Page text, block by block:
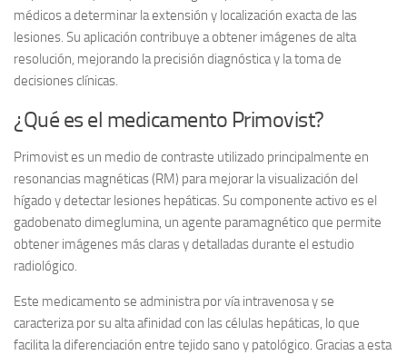
médicos a determinar la extensión y localización exacta de las
lesiones. Su aplicación contribuye a obtener imágenes de alta
resolución, mejorando la precisión diagnóstica y la toma de
decisiones clínicas.
¿Qué es el medicamento Primovist?
Primovistes un medio de contraste utilizado principalmente en
resonancias magnéticas (RM) para mejorar la visualización del
hígado y detectar lesiones hepáticas. Su componente activo es el
gadobenato dimeglumina, un agente paramagnético que permite
obtener imágenes más claras y detalladas durante el estudio
radiológico.
Este medicamento se administra por vía intravenosa y se
caracteriza por su alta afinidad con las células hepáticas, lo que
facilita la diferenciación entre tejido sano y patológico. Gracias a esta